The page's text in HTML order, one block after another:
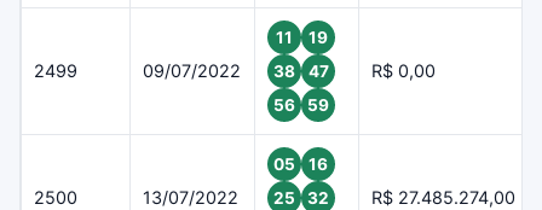
2499 09/07/2022
11
19
38
47
56
59
R$ 0,00
2500 13/07/2022
05
16
25
32
R$ 27.485.274,00